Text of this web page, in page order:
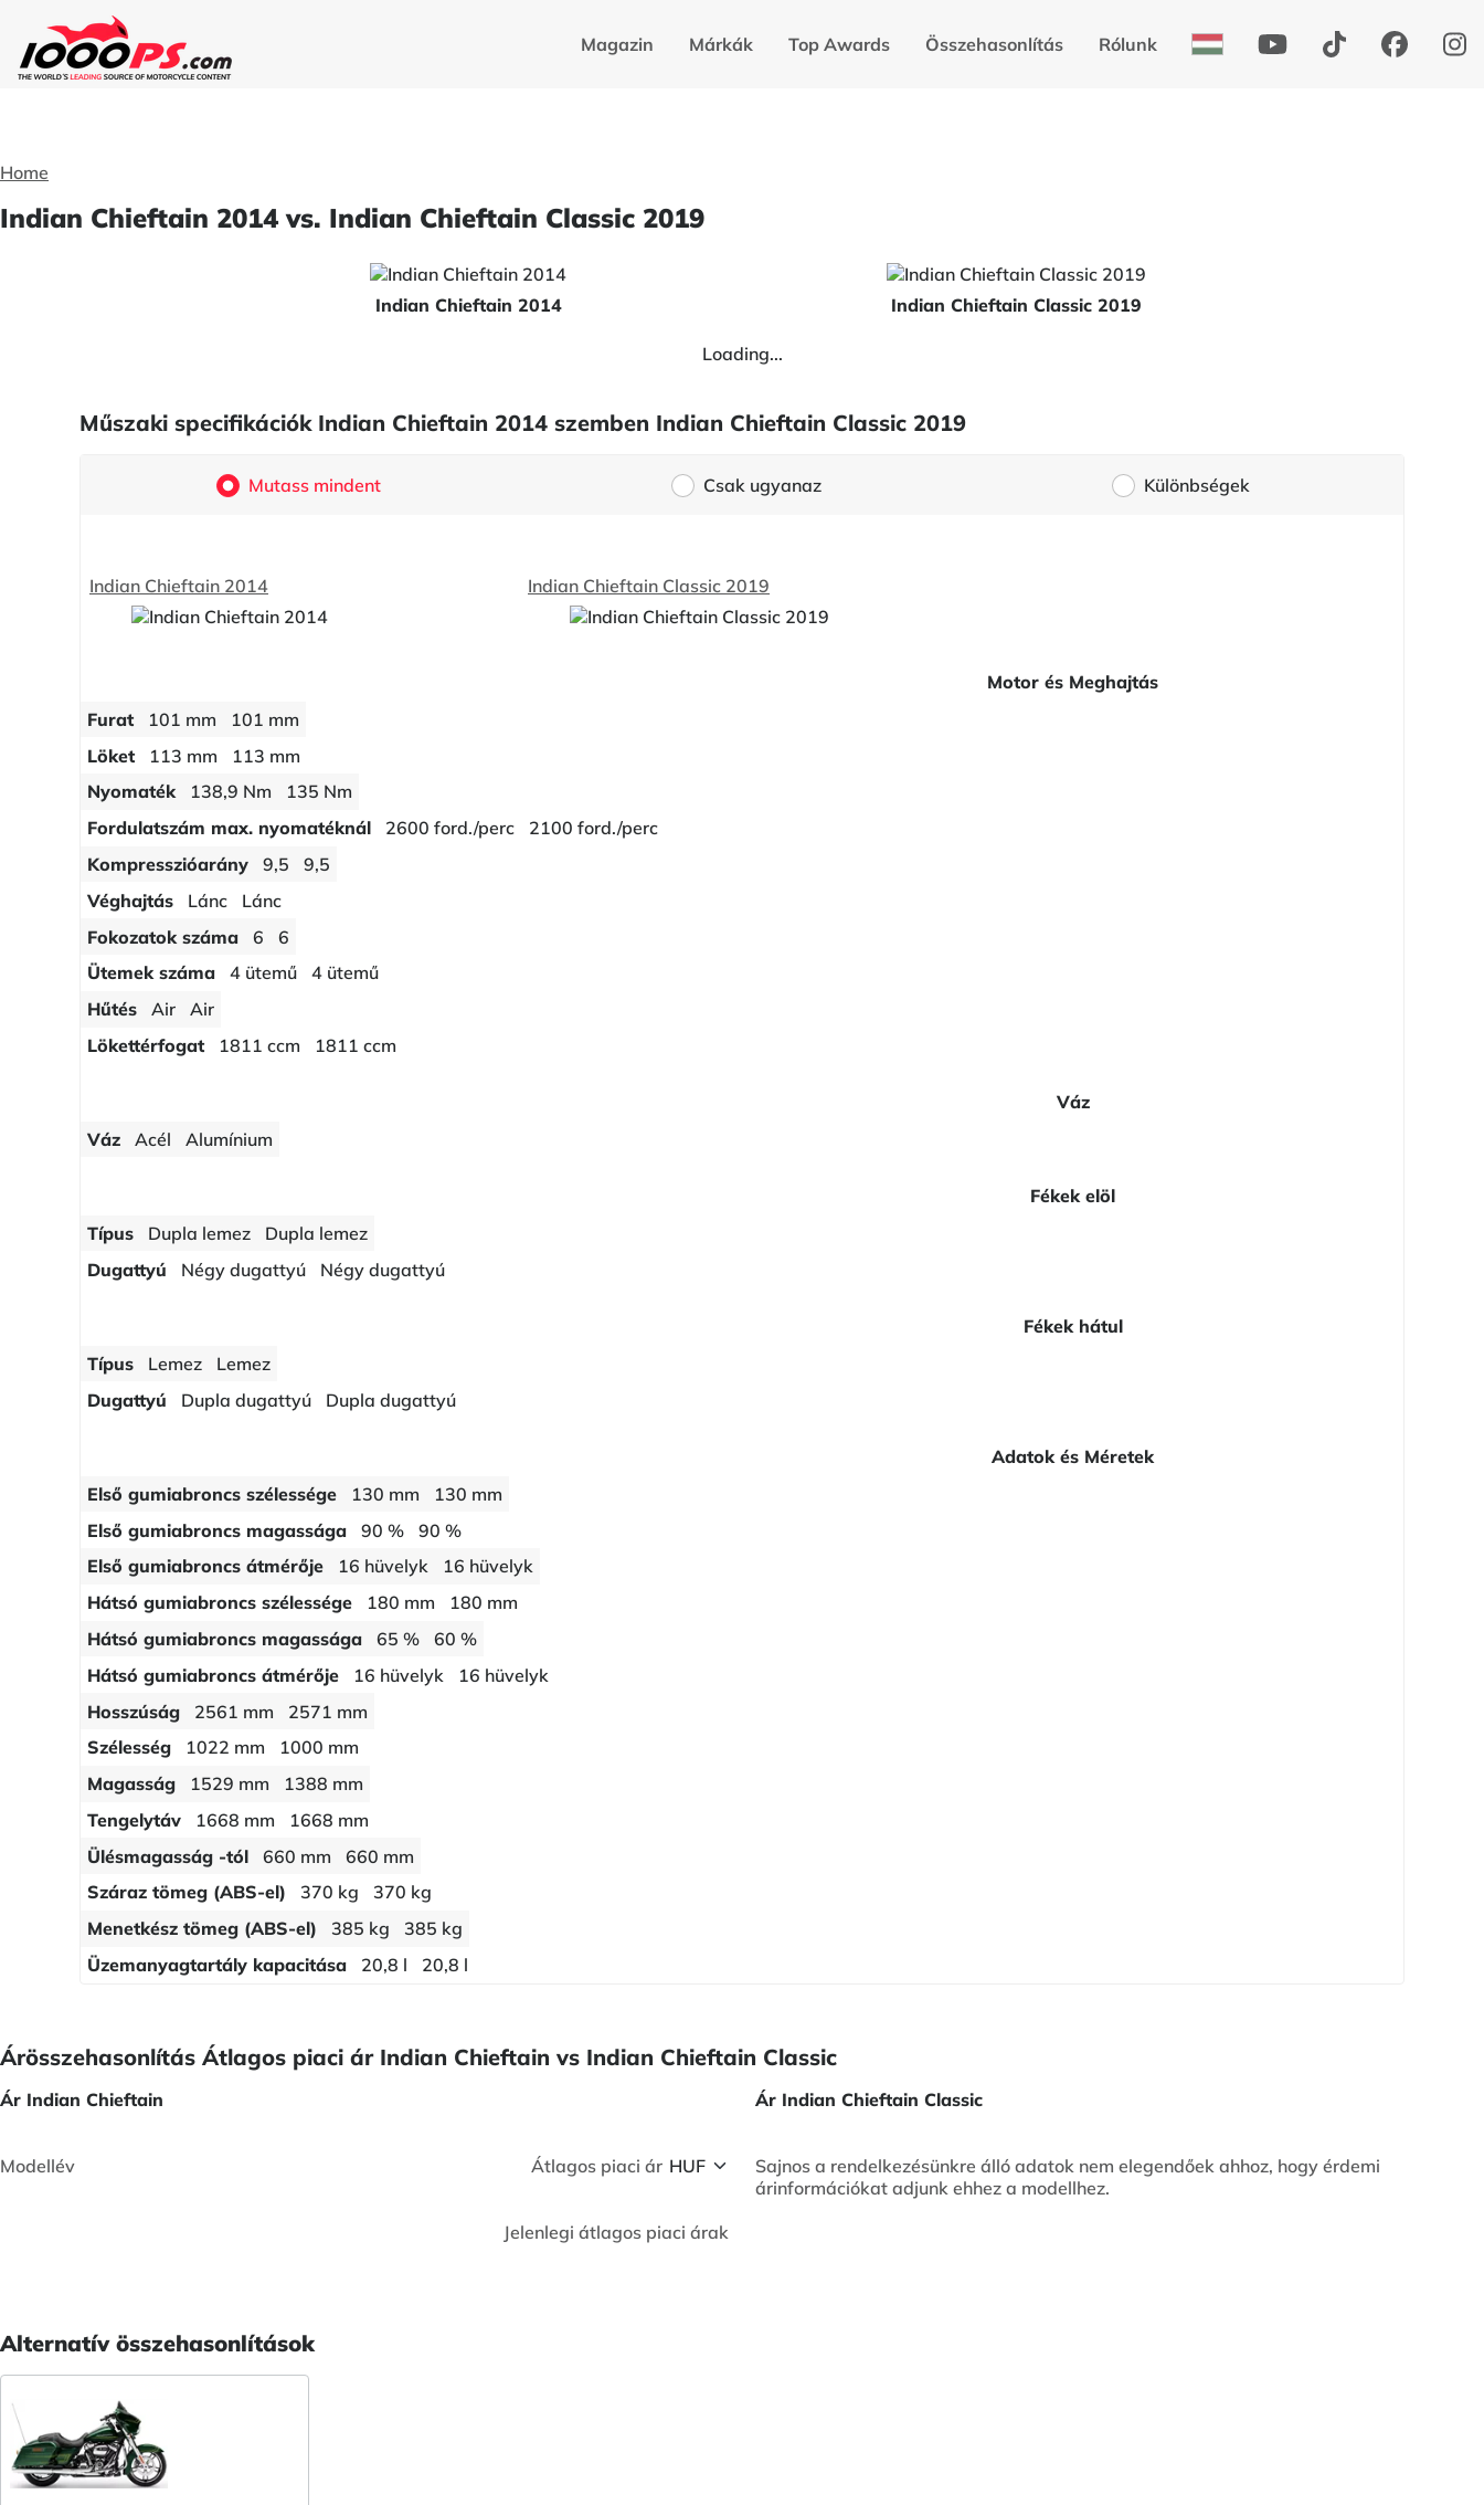
Magazin Márkák Top Awards Összehasonlítás Rólunk
Home
Indian Chieftain 2014 vs. Indian Chieftain Classic 2019
Indian Chieftain 2014 Indian Chieftain Classic 2019
Loading...
Műszaki specifikációk Indian Chieftain 2014 szemben Indian Chieftain Classic 2019
Mutass mindent Csak ugyanaz Különbségek
Indian Chieftain 2014 Indian Chieftain Classic 2019
Motor és Meghajtás
Furat
101 mm
101 mm
Löket
113 mm
113 mm
Nyomaték
138,9 Nm
135 Nm
Fordulatszám max. nyomatéknál
2600 ford./perc
2100 ford./perc
Kompresszióarány
9,5
9,5
Véghajtás
Lánc
Lánc
Fokozatok száma
6
6
Ütemek száma
4 ütemű
4 ütemű
Hűtés
Air
Air
Lökettérfogat
1811 ccm 1811 ccm
Váz
Váz
Acél Alumínium
Fékek elöl
Típus
Dupla lemez
Dupla lemez
Dugattyú
Négy dugattyú Négy dugattyú
Fékek hátul
Típus
Lemez
Lemez
Dugattyú
Dupla dugattyú Dupla dugattyú
Adatok és Méretek
Első gumiabroncs szélessége
130 mm
130 mm
Első gumiabroncs magassága
90 %
90 %
Első gumiabroncs átmérője
16 hüvelyk
16 hüvelyk
Hátsó gumiabroncs szélessége
180 mm
180 mm
Hátsó gumiabroncs magassága
65 %
60 %
Hátsó gumiabroncs átmérője
16 hüvelyk
16 hüvelyk
Hosszúság
2561 mm
2571 mm
Szélesség
1022 mm
1000 mm
Magasság
1529 mm
1388 mm
Tengelytáv
1668 mm
1668 mm
Ülésmagasság -tól
660 mm
660 mm
Száraz tömeg (ABS-el)
370 kg
370 kg
Menetkész tömeg (ABS-el)
385 kg
385 kg
Üzemanyagtartály kapacitása
20,8 l 20,8 l
Árösszehasonlítás Átlagos piaci ár Indian Chieftain vs Indian Chieftain Classic
Ár Indian Chieftain
Modellév Átlagos piaci ár
Jelenlegi átlagos piaci árak
Ár Indian Chieftain Classic
Sajnos a rendelkezésünkre álló adatok nem elegendőek ahhoz, hogy érdemi
árinformációkat adjunk ehhez a modellhez.
Alternatív összehasonlítások